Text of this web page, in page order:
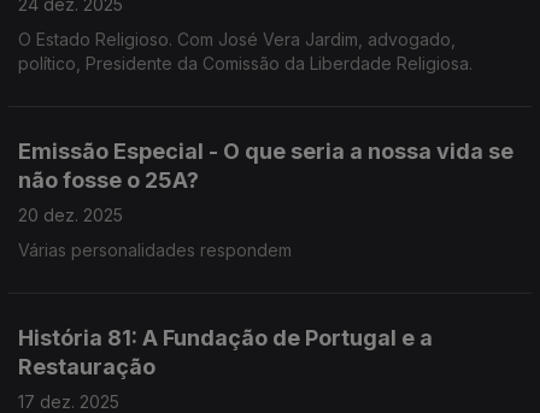
24 dez. 2025
O Estado Religioso. Com José Vera Jardim, advogado,
político, Presidente da Comissão da Liberdade Religiosa.
Emissão Especial - O que seria a nossa vida se
não fosse o 25A?
20 dez. 2025
Várias personalidades respondem
História 81: A Fundação de Portugal e a
Restauração
17 dez. 2025